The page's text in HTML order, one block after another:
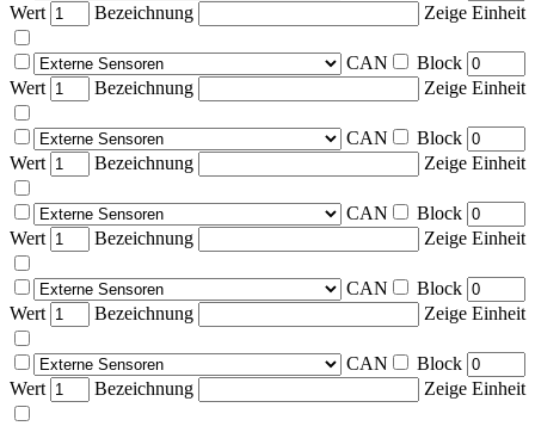
Wert
Bezeichnung Zeige Einheit
CAN
Block
Wert
Bezeichnung Zeige Einheit
CAN
Block
Wert
Bezeichnung Zeige Einheit
CAN
Block
Wert
Bezeichnung Zeige Einheit
CAN
Block
Wert
Bezeichnung Zeige Einheit
CAN
Block
Wert
Bezeichnung Zeige Einheit